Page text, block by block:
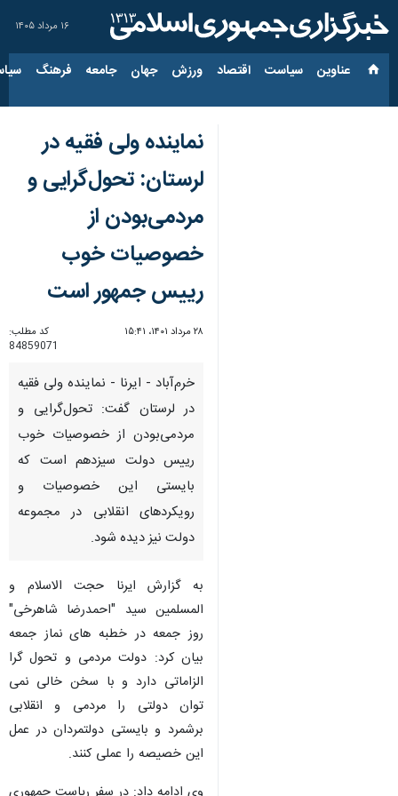
۱۶ مرداد ۱۴۰۵
عناوین‌ سیاست اقتصاد ورزش جهان جامعه فرهنگ
نماینده ولی فقیه در
لرستان: تحول‌گرایی و
مردمی‌بودن از
خصوصیات خوب
رییس جمهور است
۲۸ مرداد ۱۴۰۱، ۱۵:۴۱
کد مطلب:
84859071
خرم‌آباد - ایرنا - نماینده ولی فقیه
در لرستان گفت: تحول‌گرایی و
مردمی‌بودن از خصوصیات خوب
رییس دولت سیزدهم است که
بایستی این خصوصیات و
رویکردهای انقلابی در مجموعه
دولت نیز دیده شود.
به گزارش ایرنا حجت الاسلام و
المسلمین سید "احمدرضا شاهرخی"
روز جمعه در خطبه های نماز جمعه
بیان کرد: دولت مردمی و تحول گرا
الزاماتی دارد و با سخن خالی نمی
توان دولتی را مردمی و انقلابی
برشمرد و بایستی دولتمردان در عمل
این خصیصه را عملی کنند.